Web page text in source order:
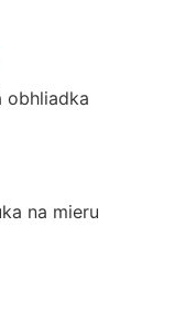
obhliadka
na mieru